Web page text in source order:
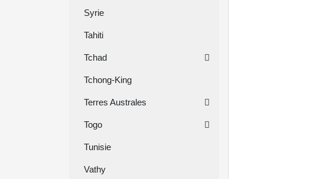
Syrie
Tahiti
Tchad
Tchong-King
Terres Australes
Togo
Tunisie
Vathy